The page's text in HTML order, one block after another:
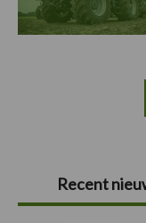
Primaire
Sidebar
Recent